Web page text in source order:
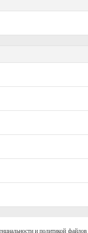
и политикой